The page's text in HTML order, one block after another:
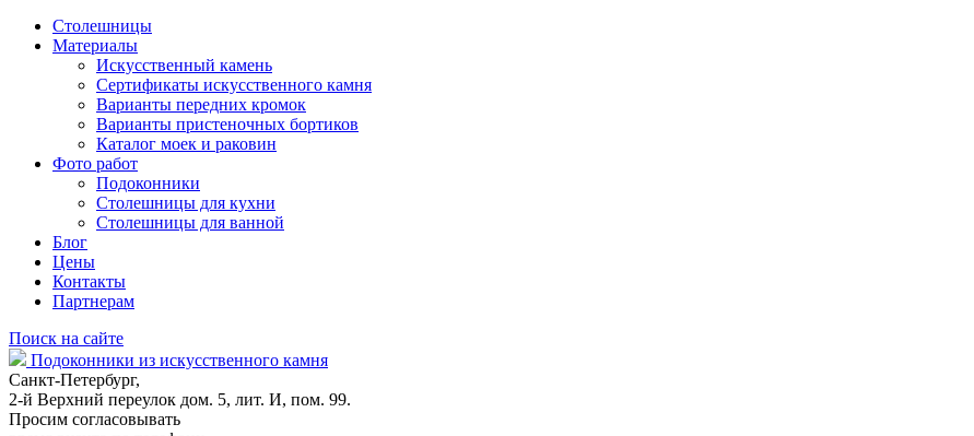
Столешницы
Материалы
Искусственный камень
Сертификаты искусственного камня
Варианты передних кромок
Варианты пристеночных бортиков
Каталог моек и раковин
Фото работ
Подоконники
Столешницы для кухни
Столешницы для ванной
Блог
Цены
Контакты
Партнерам
Поиск на сайте
Подоконники из искусственного камня
Санкт-Петербург,
2-й Верхний переулок дом. 5, лит. И, пом. 99.
Просим согласовывать